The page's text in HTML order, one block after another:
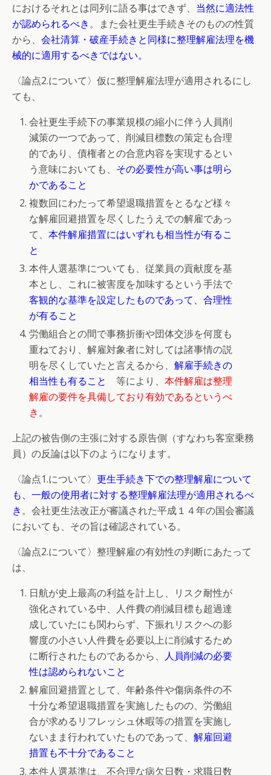
におけるそれとは同列に語る事はできず、 当然に適法性
が認められるべき。また会社更生手続きそのものの性質
から、 会社清算・破産手続きと同様に整理解雇法理を機
械的に適用するべきではない。
〈論点2.について〉仮に整理解雇法理が適用されるにし
ても、
会社更生手続下の事業規模の縮小に伴う人員削
減策の一つであって、削減目標数の策定も合理
的であり、債権者との合意内容を実現するとい
う意味においても、 その必要性が高い事は明ら
かであること
複数回にわたって希望退職措置をとるなど様々
な解雇回避措置を尽くしたうえでの解雇であっ
て、本件解雇措置にはいずれも相当性が有るこ
と
本件人選基準についても、従業員の貢献度を基
本とし、これに被害度を加味するという手法で
客観的な基準を設定したものであって、合理性
が有ること
労働組合との間で事務折衝や団体交渉を何度も
重ねており、解雇対象者に対しては諸事情の説
明を尽くしていたと言えるから、解雇手続きの
相当性も有ること
等により、本件解雇は整理
解雇の要件を具備しており有効であるというべ
き。
上記の被告側の主張に対する原告側（すなわち客室乗務
員）の反論は以下のようになります。
〈論点1.について〉 更生手続き下での整理解雇について
も、一般の使用者に対する整理解雇法理が適用されるべ
き。会社更生法改正が審議された平成１４年の国会審議
においても、その旨は確認されている。
〈論点2.について〉整理解雇の有効性の判断にあたって
は、
日航が史上最高の利益を計上し、リスク耐性が
強化されている中、人件費の削減目標も超過達
成していたにも関わらず、下振れリスクへの影
響度の小さい人件費を必要以上に削減するため
に断行されたものであるから、 人員削減の必要
性は認められないこと
解雇回避措置として、年齢条件や傷病条件の不
十分な希望退職措置を実施したものの、労働組
合が求めるリフレッシュ休暇等の措置を実施し
ないまま行われていたものであって、解雇回避
措置も不十分であること
本件人選基準は、不合理な病欠日数・求職日数